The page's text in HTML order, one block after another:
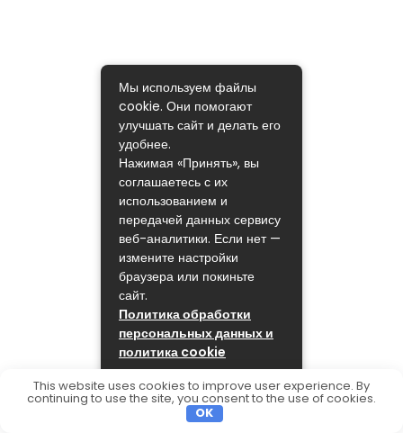
Мы используем файлы
cookie. Они помогают
улучшать сайт и делать его
удобнее.
Нажимая «Принять», вы
соглашаетесь с их
использованием и
передачей данных сервису
веб-аналитики. Если нет —
измените настройки
браузера или покиньте
сайт.
Политика обработки
персональных данных и
политика cookie
ПРИНЯТЬ
This website uses cookies to improve user experience. By
continuing to use the site, you consent to the use of cookies.
OK